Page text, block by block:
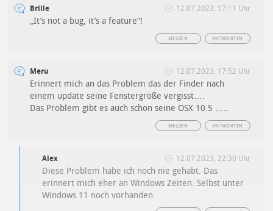
Brille 12.07.2023, 17:11 Uhr
„It’s not a bug, it’s a feature“!
ANTWORTEN
MELDEN
Meru 12.07.2023, 17:52 Uhr
Erinnert mich an das Problem das der Finder nach
einem update seine Fenstergröße vergisst….
Das Problem gibt es auch schon seine OSX 10.5 …..
ANTWORTEN
MELDEN
Alex 12.07.2023, 22:30 Uhr
Diese Problem habe ich noch nie gehabt. Das
erinnert mich eher an Windows Zeiten. Selbst unter
Windows 11 noch vorhanden.